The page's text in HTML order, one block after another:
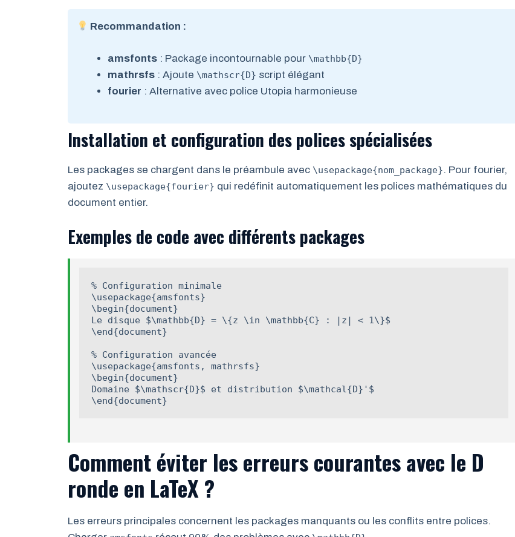
Recommandation :
amsfonts : Package incontournable pour \mathbb{D}
mathrsfs : Ajoute \mathscr{D} script élégant
fourier : Alternative avec police Utopia harmonieuse
Installation et configuration des polices spécialisées
Les packages se chargent dans le préambule avec \usepackage{nom_package}. Pour fourier,
ajoutez \usepackage{fourier} qui redéfinit automatiquement les polices mathématiques du
document entier.
Exemples de code avec différents packages
% Configuration minimale
\usepackage{amsfonts}
\begin{document}
Le disque $\mathbb{D} = \{z \in \mathbb{C} : |z| < 1\}$
\end{document}
% Configuration avancée
\usepackage{amsfonts, mathrsfs}
\begin{document}
Domaine $\mathscr{D}$ et distribution $\mathcal{D}'$
\end{document}
Comment éviter les erreurs courantes avec le D
ronde en LaTeX ?
Les erreurs principales concernent les packages manquants ou les conflits entre polices.